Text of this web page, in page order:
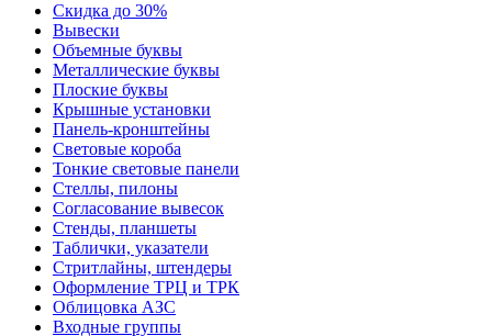
Скидка до 30%
Вывески
Объемные буквы
Металлические буквы
Плоские буквы
Крышные установки
Панель-кронштейны
Световые короба
Тонкие световые панели
Стеллы, пилоны
Согласование вывесок
Стенды, планшеты
Таблички, указатели
Стритлайны, штендеры
Оформление ТРЦ и ТРК
Облицовка АЗС
Входные группы